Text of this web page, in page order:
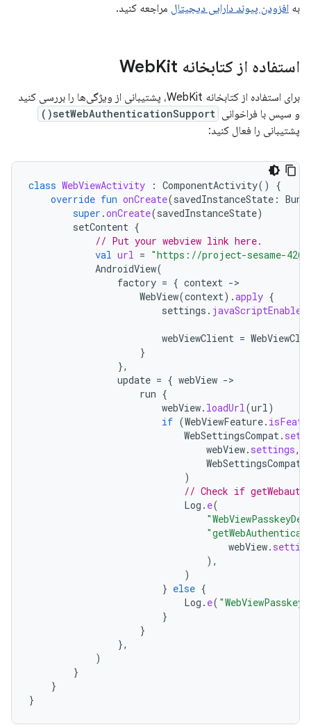
به افزودن پیوند دارایی دیجیتال مراجعه کنید.
استفاده از کتابخانه Web Kit
برای استفاده از کتابخانه WebKit، پشتیبانی از ویژگی‌ها را بررسی کنید
و سپس با فراخوانی setWebAuthenticationSupport()
پشتیبانی را فعال کنید:
class WebViewActivity : ComponentActivity()
{
override fun onCreate(savedInstanceState :
super .onCreate(savedInstanceState)
setContent {
// Put your webview link here.
val url = "https://project-sesame-
AndroidView(
factory = { context -
WebView(context).apply {
settings . javaScriptEnabled
webViewClient =
}
},
update = { webView -
run {
webView. loadUrl(url)
if (WebViewFeature.
WebSettingsCompat.
webView. settings,
WebSettingsCompat
)
// Check if
Log . e(
webView.
),
)
} else {
Log . e(
}
}
},
)
}
}
}